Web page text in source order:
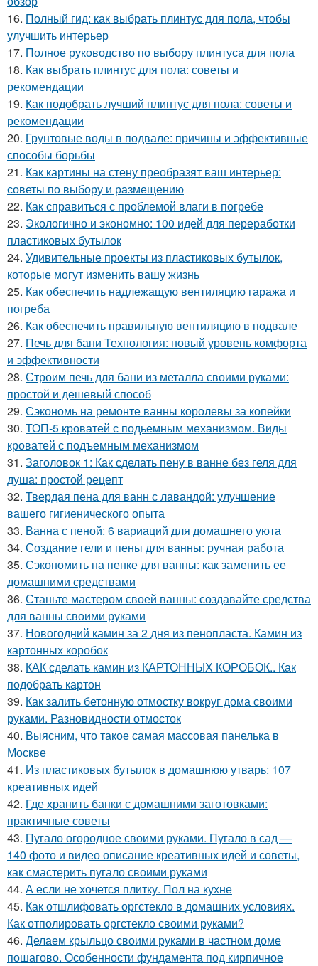
16. Полный гид: как выбрать плинтус для пола, чтобы
улучшить интерьер
17. Полное руководство по выбору плинтуса для пола
18. Как выбрать плинтус для пола: советы и
рекомендации
19. Как подобрать лучший плинтус для пола: советы и
рекомендации
20. Грунтовые воды в подвале: причины и эффективные
способы борьбы
21. Как картины на стену преобразят ваш интерьер:
советы по выбору и размещению
22. Как справиться с проблемой влаги в погребе
23. Экологично и экономно: 100 идей для переработки
пластиковых бутылок
24. Удивительные проекты из пластиковых бутылок,
которые могут изменить вашу жизнь
25. Как обеспечить надлежащую вентиляцию гаража и
погреба
26. Как обеспечить правильную вентиляцию в подвале
27. Печь для бани Технология: новый уровень комфорта
и эффективности
28. Строим печь для бани из металла своими руками:
простой и дешевый способ
29. Сэкономь на ремонте ванны королевы за копейки
30. ТОП-5 кроватей с подьемным механизмом. Виды
кроватей с подъемным механизмом
31. Заголовок 1: Как сделать пену в ванне без геля для
душа: простой рецепт
32. Твердая пена для ванн с лавандой: улучшение
вашего гигиенического опыта
33. Ванна с пеной: 6 вариаций для домашнего уюта
34. Создание гели и пены для ванны: ручная работа
35. Сэкономить на пенке для ванны: как заменить ее
домашними средствами
36. Станьте мастером своей ванны: создавайте средства
для ванны своими руками
37. Новогодний камин за 2 дня из пенопласта. Камин из
картонных коробок
38. КАК сделать камин из КАРТОННЫХ КОРОБОК.. Как
подобрать картон
39. Как залить бетонную отмостку вокруг дома своими
руками. Разновидности отмосток
40. Выясним, что такое самая массовая панелька в
Москве
41. Из пластиковых бутылок в домашнюю утварь: 107
креативных идей
42. Где хранить банки с домашними заготовками:
практичные советы
43. Пугало огородное своими руками. Пугало в сад —
140 фото и видео описание креативных идей и советы,
как смастерить пугало своими руками
44. А если не хочется плитку. Пол на кухне
45. Как отшлифовать оргстекло в домашних условиях.
Как отполировать оргстекло своими руками?
46. Делаем крыльцо своими руками в частном доме
пошагово. Особенности фундамента под кирпичное